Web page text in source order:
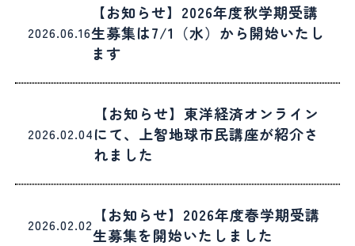
2026.06.16
【お知らせ】2026年度秋学期受講
生募集は7/1（水）から開始いたし
ます
2026.02.04
【お知らせ】東洋経済オンライン
にて、上智地球市民講座が紹介さ
れました
2026.02.02 【お知らせ】2026年度春学期受講
生募集を開始いたしました